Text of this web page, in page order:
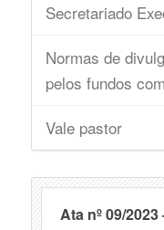
Secretariado
Normas de
pelos fundos
Vale pastor
Ata nº 09/